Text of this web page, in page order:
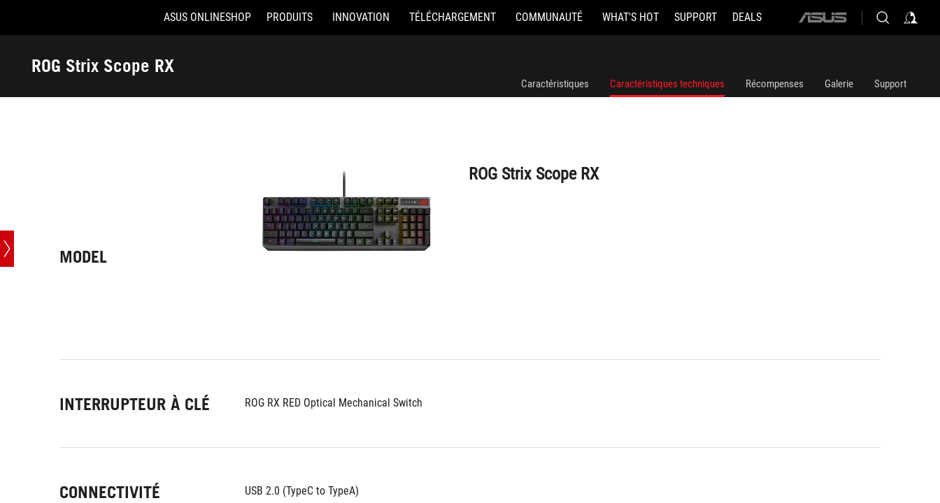
Accessibility links
ASUS ONLINESHOP PRODUITS INNOVATION TÉLÉCHARGEMENT COMMUNAUTÉ WHAT'S HOT SUPPORT DEALS
ASUS
ROG Strix Scope RX
Caractéristiques
Caractéristiques Caractéristiques techniques Récompenses Galerie Support
MODEL
ROG Strix Scope RX
INTERRUPTEUR À CLÉ ROG RX RED Optical Mechanical Switch
CONNECTIVITÉ USB 2.0 (TypeC to TypeA)
ROG Strix Scope RX